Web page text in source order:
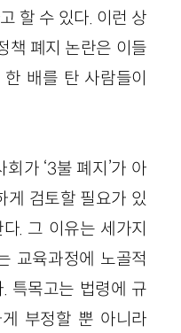
할 수 있다. 이런 상
책 폐지 논란은 이들
배를 탄 사람들이
가 ‘3불 폐지’가 아
게 검토할 필요가 있
. 그 이유는 세가지
교육과정에 노골적
특목고는 법령에 규
부정할 뿐 아니라